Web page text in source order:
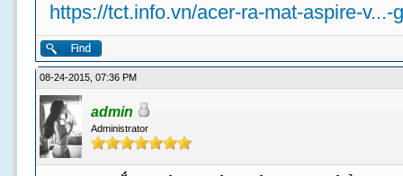
https://tct.info.vn/acer-ra-mat-aspire-v...-
08-24-2015, 07:36 PM
admin
Administrator